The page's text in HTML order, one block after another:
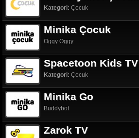
Kategori: Çocuk
Minika Çocuk
Oggy Oggy
Spacetoon Kids TV
Kategori: Çocuk
Minika Go
Buddybot
Zarok TV